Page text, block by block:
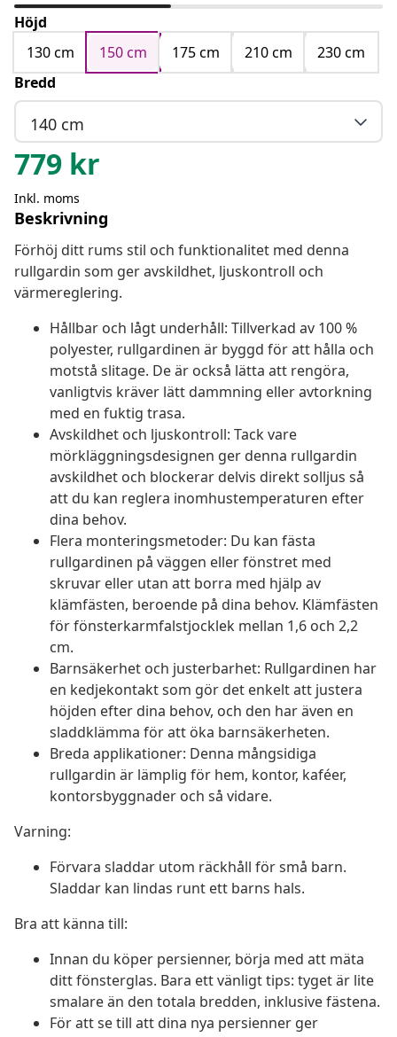
Höjd
130 cm
150 cm 175 cm 210 cm
230 cm
Bredd
140 cm
779 kr
Inkl. moms
Beskrivning
Förhöj ditt rums stil och funktionalitet med denna
rullgardin som ger avskildhet, ljuskontroll och
värmereglering.
Hållbar och lågt underhåll: Tillverkad av 100 %
polyester, rullgardinen är byggd för att hålla och
motstå slitage. De är också lätta att rengöra,
vanligtvis kräver lätt dammning eller avtorkning
med en fuktig trasa.
Avskildhet och ljuskontroll: Tack vare
mörkläggningsdesignen ger denna rullgardin
avskildhet och blockerar delvis direkt solljus så
att du kan reglera inomhustemperaturen efter
dina behov.
Flera monteringsmetoder: Du kan fästa
rullgardinen på väggen eller fönstret med
skruvar eller utan att borra med hjälp av
klämfästen, beroende på dina behov. Klämfästen
för fönsterkarmfalstjocklek mellan 1,6 och 2,2
cm.
Barnsäkerhet och justerbarhet: Rullgardinen har
en kedjekontakt som gör det enkelt att justera
höjden efter dina behov, och den har även en
sladdklämma för att öka barnsäkerheten.
Breda applikationer: Denna mångsidiga
rullgardin är lämplig för hem, kontor, kaféer,
kontorsbyggnader och så vidare.
Varning:
Förvara sladdar utom räckhåll för små barn.
Sladdar kan lindas runt ett barns hals.
Bra att känna till:
Innan du köper persienner, börja med att mäta
ditt fönsterglas. Bara ett vänligt tips: tyget är lite
smalare än den totala bredden, inklusive fästena.
För att se till att dina nya persienner ger